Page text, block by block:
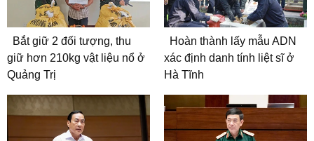
Bắt giữ 2 đối tượng, thu
giữ hơn 210kg vật liệu nổ ở
Quảng Trị
Hoàn thành lấy mẫu ADN
xác định danh tính liệt sĩ ở
Hà Tĩnh